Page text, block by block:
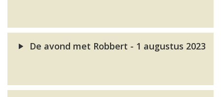
De avond met Robbert - 1 augustus 2023